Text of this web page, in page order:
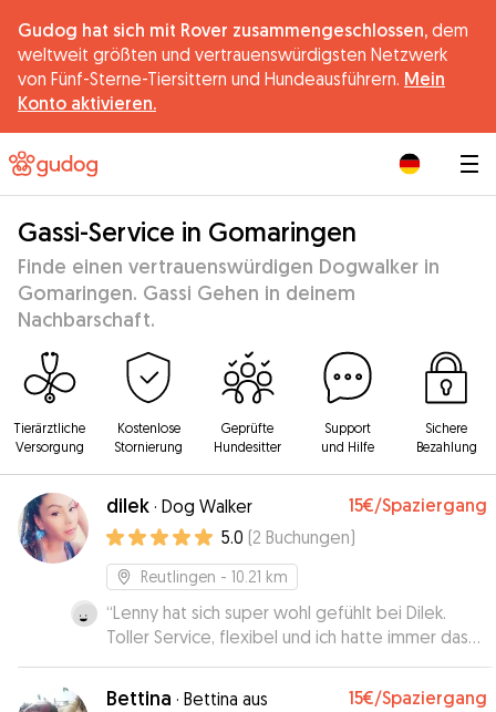
Gudog hat sich mit Rover zusammengeschlossen, dem
weltweit größten und vertrauenswürdigsten Netzwerk
von Fünf-Sterne-Tiersittern und Hundeausführern. Mein
Konto aktivieren.
Gassi-Service in Gomaringen
Finde einen vertrauenswürdigen Dogwalker in
Gomaringen. Gassi Gehen in deinem
Nachbarschaft.
Tierärztliche
Versorgung
Kostenlose
Stornierung
Geprüfte
Hundesitter
Support
und Hilfe
Sichere
Bezahlung
dilek · Dog Walker 15€/Spaziergang
5.0 (2 Buchungen)
Reutlingen - 10.21 km
“Lenny hat sich super wohl gefühlt bei Dilek.
Toller Service, flexibel und ich hatte immer das
Gefühl, dass Lenny in guten Händen ist. Wir
werden Dilek auf jeden Fall wieder buchen.
Bettina · Bettina aus
15€/Spaziergang